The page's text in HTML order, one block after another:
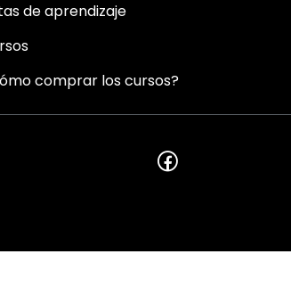
de aprendizaje
comprar los cursos?